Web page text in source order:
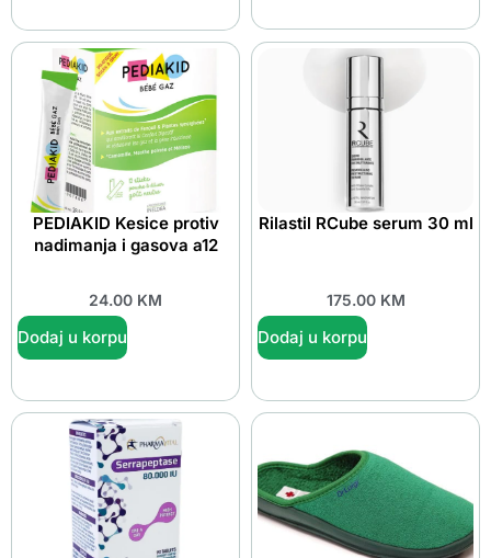
PEDIAKID Kesice protiv
nadimanja i gasova a12
24.00 KM
Dodaj u korpu
Rilastil RCube serum 30 ml
175.00 KM
Dodaj u korpu